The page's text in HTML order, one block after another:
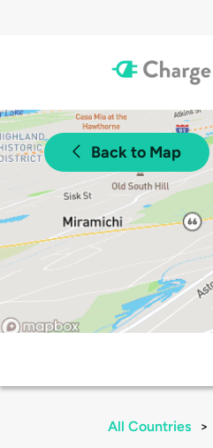
Back to Map
All Countries >